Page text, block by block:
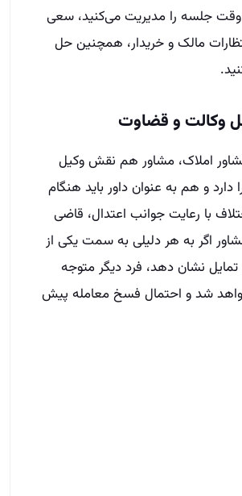
وقت جلسه را مدیریت می‌کنید، سعی
مالک و خریدار، همچنین حل
وکالت و قضاوت
املاک، مشاور هم نقش وکیل
دارد و هم به عنوان داور باید هنگام
با رعایت جوانب اعتدال، قاضی
اگر به هر دلیلی به سمت یکی از
نشان دهد، فرد دیگر متوجه
خواهد شد و احتمال فسخ معامله پیش